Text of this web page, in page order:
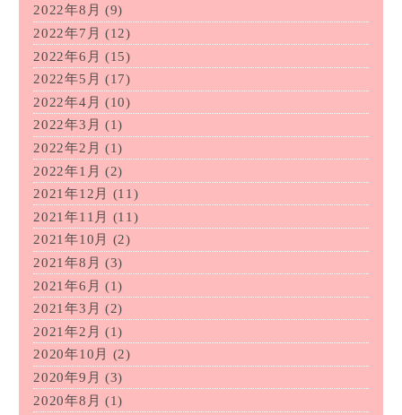
2022年8月 (9)
2022年7月 (12)
2022年6月 (15)
2022年5月 (17)
2022年4月 (10)
2022年3月 (1)
2022年2月 (1)
2022年1月 (2)
2021年12月
(11)
2021年11月
(11)
2021年10月
(2)
2021年8月 (3)
2021年6月 (1)
2021年3月 (2)
2021年2月 (1)
2020年10月
(2)
2020年9月 (3)
2020年8月 (1)